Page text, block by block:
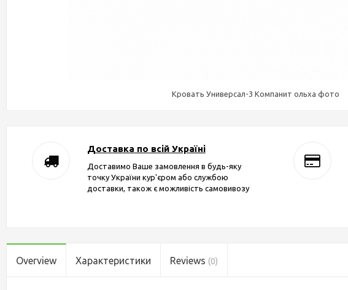
Кровать Универсал-3 Компанит ольха фото
Доставка по всій Україні
Доставимо Ваше замовлення в будь-яку
точку України кур'єром або службою
доставки, також є можливість самовивозу
Overview Характеристики Reviews (0)